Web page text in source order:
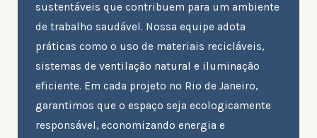
sustentáveis que contribuem para um ambiente
de trabalho saudável. Nossa equipe adota
práticas como o uso de materiais recicláveis,
sistemas de ventilação natural e iluminação
eficiente. Em cada projeto no Rio de Janeiro,
garantimos que o espaço seja ecologicamente
responsável, economizando energia e